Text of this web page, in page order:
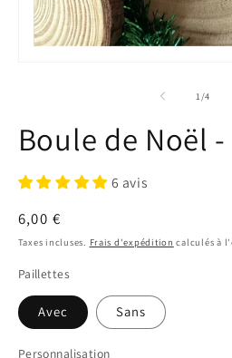
une
fenêtre
1 /de
4
Boule de Noël
6 avis
Prix
habituel
6,00 €
Taxes incluses. Frais d'expédition calculés à
Paillettes
Avec Sans
Personnalisation